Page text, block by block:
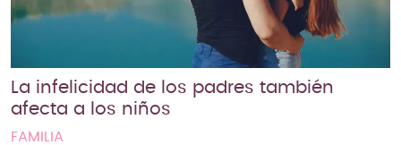
La infelicidad de los padres también
afecta a los niños
FAMILIA